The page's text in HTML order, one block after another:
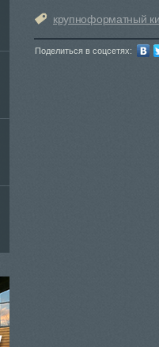
крупноформатный
Поделиться в соцсетях: